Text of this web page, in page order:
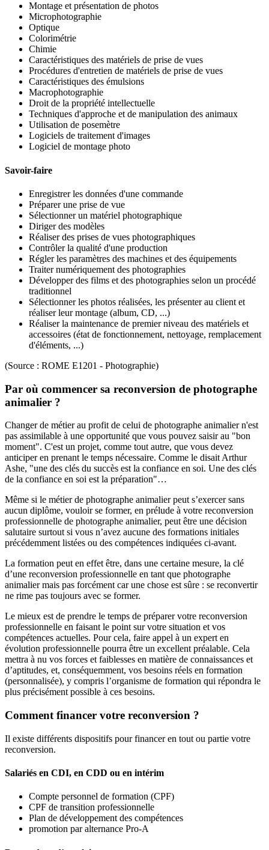
Montage et présentation de photos
Microphotographie
Optique
Colorimétrie
Chimie
Caractéristiques des matériels de prise de vues
Procédures d'entretien de matériels de prise de vues
Caractéristiques des émulsions
Macrophotographie
Droit de la propriété intellectuelle
Techniques d'approche et de manipulation des animaux
Utilisation de posemètre
Logiciels de traitement d'images
Logiciel de montage photo
Savoir-faire
Enregistrer les données d'une commande
Préparer une prise de vue
Sélectionner un matériel photographique
Diriger des modèles
Réaliser des prises de vues photographiques
Contrôler la qualité d'une production
Régler les paramètres des machines et des équipements
Traiter numériquement des photographies
Développer des films et des photographies selon un procédé
traditionnel
Sélectionner les photos réalisées, les présenter au client et
réaliser leur montage (album, CD, ...)
Réaliser la maintenance de premier niveau des matériels et
accessoires (état de fonctionnement, nettoyage, remplacement
d'éléments, ...)
(Source : ROME E1201 - Photographie)
Par où commencer sa reconversion de photographe
animalier ?
Changer de métier au profit de celui de photographe animalier n'est
pas assimilable à une opportunité que vous pouvez saisir au "bon
moment". C'est un projet, comme tout autre, que vous devez
anticiper en prenant le temps nécessaire. Comme le disait Arthur
Ashe, "une des clés du succès est la confiance en soi. Une des clés
de la confiance en soi est la préparation"…
Même si le métier de photographe animalier peut s’exercer sans
aucun diplôme, vouloir se former, en prélude à votre reconversion
professionnelle de photographe animalier, peut être une décision
salutaire surtout si vous n’avez aucune des formations initiales
précédemment listées ou des compétences indiquées ci-avant.
La formation peut en effet être, dans une certaine mesure, la clé
d’une reconversion professionnelle en tant que photographe
animalier mais pas forcément car une chose est sûre : se reconvertir
ne rime pas toujours avec se former.
Le mieux est de prendre le temps de préparer votre reconversion
professionnelle en faisant le point sur votre situation et vos
compétences actuelles. Pour cela, faire appel à un expert en
évolution professionnelle pourra être un excellent préalable. Cela
mettra à nu vos forces et faiblesses en matière de connaissances et
d’aptitudes, et, conséquemment, vos besoins réels en formation
(personnalisée), y compris l’organisme de formation qui répondra le
plus précisément possible à ces besoins.
Comment financer votre reconversion ?
Il existe différents dispositifs pour financer en tout ou partie votre
reconversion.
Salariés en CDI, en CDD ou en intérim
Compte personnel de formation (CPF)
CPF de transition professionnelle
Plan de développement des compétences
promotion par alternance Pro-A